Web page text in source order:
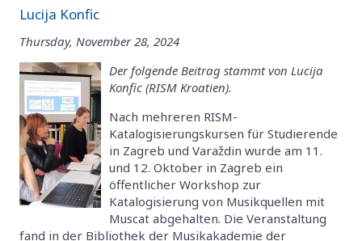
Lucija Konfic
Thursday, November 28, 2024
Der folgende Beitrag stammt von Lucija
Konfic (RISM Kroatien).
Nach mehreren RISM-
Katalogisierungskursen für Studierende
in Zagreb und Varaždin wurde am 11.
und 12. Oktober in Zagreb ein
öffentlicher Workshop zur
Katalogisierung von Musikquellen mit
Muscat abgehalten. Die Veranstaltung
fand in der Bibliothek der Musikakademie der